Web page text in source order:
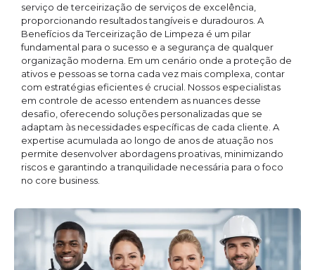
serviço de terceirização de serviços de excelência,
proporcionando resultados tangíveis e duradouros. A
Benefícios da Terceirização de Limpeza é um pilar
fundamental para o sucesso e a segurança de qualquer
organização moderna. Em um cenário onde a proteção de
ativos e pessoas se torna cada vez mais complexa, contar
com estratégias eficientes é crucial. Nossos especialistas
em controle de acesso entendem as nuances desse
desafio, oferecendo soluções personalizadas que se
adaptam às necessidades específicas de cada cliente. A
expertise acumulada ao longo de anos de atuação nos
permite desenvolver abordagens proativas, minimizando
riscos e garantindo a tranquilidade necessária para o foco
no core business.